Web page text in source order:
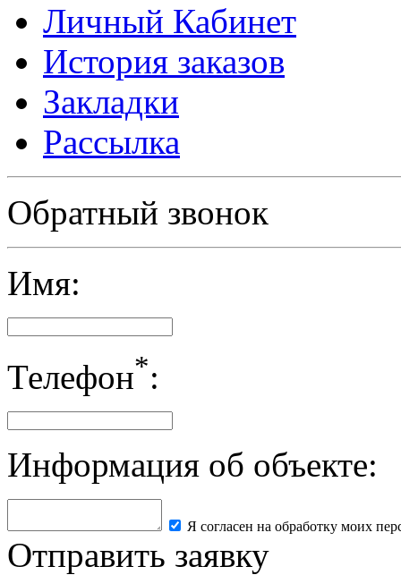
Личный Кабинет
История заказов
Закладки
Рассылка
Обратный звонок
Имя:
Телефон*:
Информация об объекте:
Я согласен на обработку моих
Отправить заявку